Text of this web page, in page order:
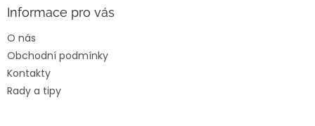
Informace pro vás
O nás
Obchodní podmínky
Kontakty
Rady a tipy